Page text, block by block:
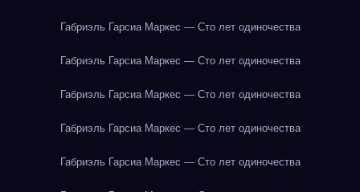
Габриэль Гарсиа Маркес — Сто лет одиночества
Габриэль Гарсиа Маркес — Сто лет одиночества
Габриэль Гарсиа Маркес — Сто лет одиночества
Габриэль Гарсиа Маркес — Сто лет одиночества
Габриэль Гарсиа Маркес — Сто лет одиночества